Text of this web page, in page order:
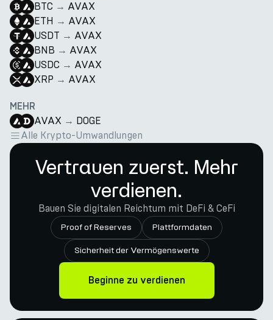
BTC → AVAX
ETH → AVAX
USDT → AVAX
BNB → AVAX
USDC → AVAX
XRP → AVAX
MEHR
AVAX → DOGE
Alle Krypto-Umwandlungen
Vertrauen zuerst. Mehr
verdienen.
Bauen Sie digitalen Reichtum mit DeFi & CeFi
Proof of Reserves Plattformdaten
Sicherheit der Vermögenswerte
Beginne zu verdienen